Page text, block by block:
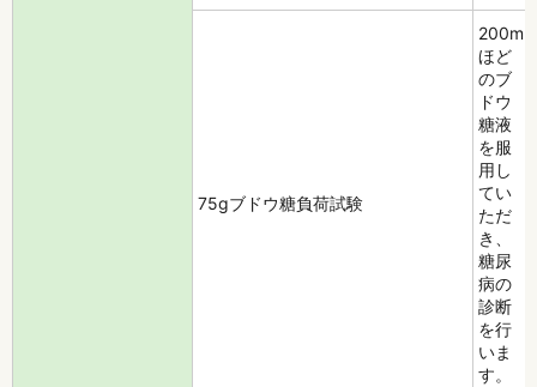
75gブドウ糖負荷試験
200ml
ほど
のブ
ドウ
糖液
を服
用し
てい
ただ
き、
糖尿
病の
診断
を行
いま
す。